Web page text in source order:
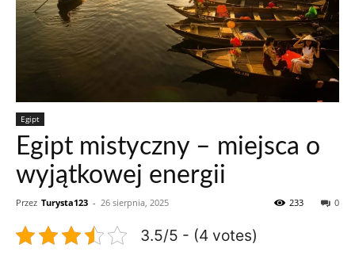
Egipt
Egipt mistyczny – miejsca o
wyjątkowej energii
Przez Turysta123 - 26 sierpnia, 2025 0
233
3.5/5 - (4 votes)